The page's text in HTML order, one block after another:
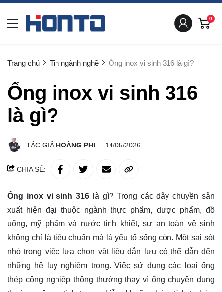
0
Trang chủ Tin ngành nghề Ống inox vi sinh 316 là gì?
Ống inox vi sinh 316
là gì?
TÁC GIẢ HOÀNG PHI 14/05/2026
CHIA SẺ:
Ống inox vi sinh 316 là gì? Trong các dây chuyền sản
xuất hiện đại thuộc ngành thực phẩm, dược phẩm, đồ
uống, mỹ phẩm và nước tinh khiết, sự an toàn vệ sinh
không chỉ là tiêu chuẩn mà là yếu tố sống còn. Một sai sót
nhỏ trong việc lựa chọn vật liệu dẫn lưu có thể dẫn đến
những hệ lụy nghiêm trọng. Việc sử dụng các loại ống
thép công nghiệp thông thường thay vì ống chuyên dụng